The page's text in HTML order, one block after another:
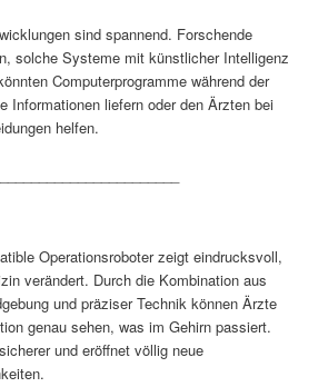
sind spannend. Forschende
solche Systeme mit künstlicher Intelligenz
Computerprogramme während der
Informationen liefern oder den Ärzten bei
helfen.
Operationsroboter zeigt eindrucksvoll,
verändert. Durch die Kombination aus
und präziser Technik können Ärzte
genau sehen, was im Gehirn passiert.
und eröffnet völlig neue